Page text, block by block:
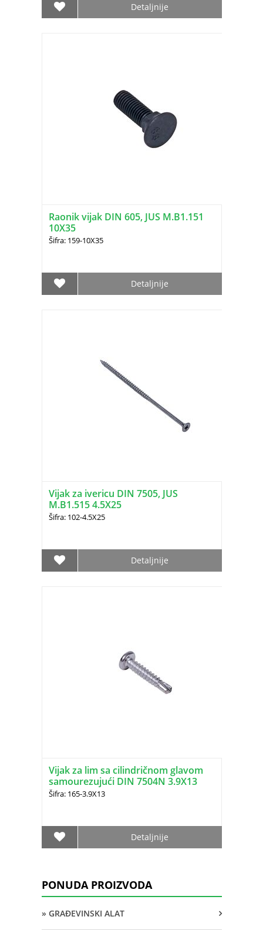
Detaljnije
Raonik vijak DIN 605, JUS M.B1.151
10X35
Šifra: 159-10X35
Detaljnije
Vijak za ivericu DIN 7505, JUS
M.B1.515 4.5X25
Šifra: 102-4.5X25
Detaljnije
Vijak za lim sa cilindričnom glavom
samourezujući DIN 7504N 3.9X13
Šifra: 165-3.9X13
Detaljnije
PONUDA PROIZVODA
» GRAĐEVINSKI ALAT